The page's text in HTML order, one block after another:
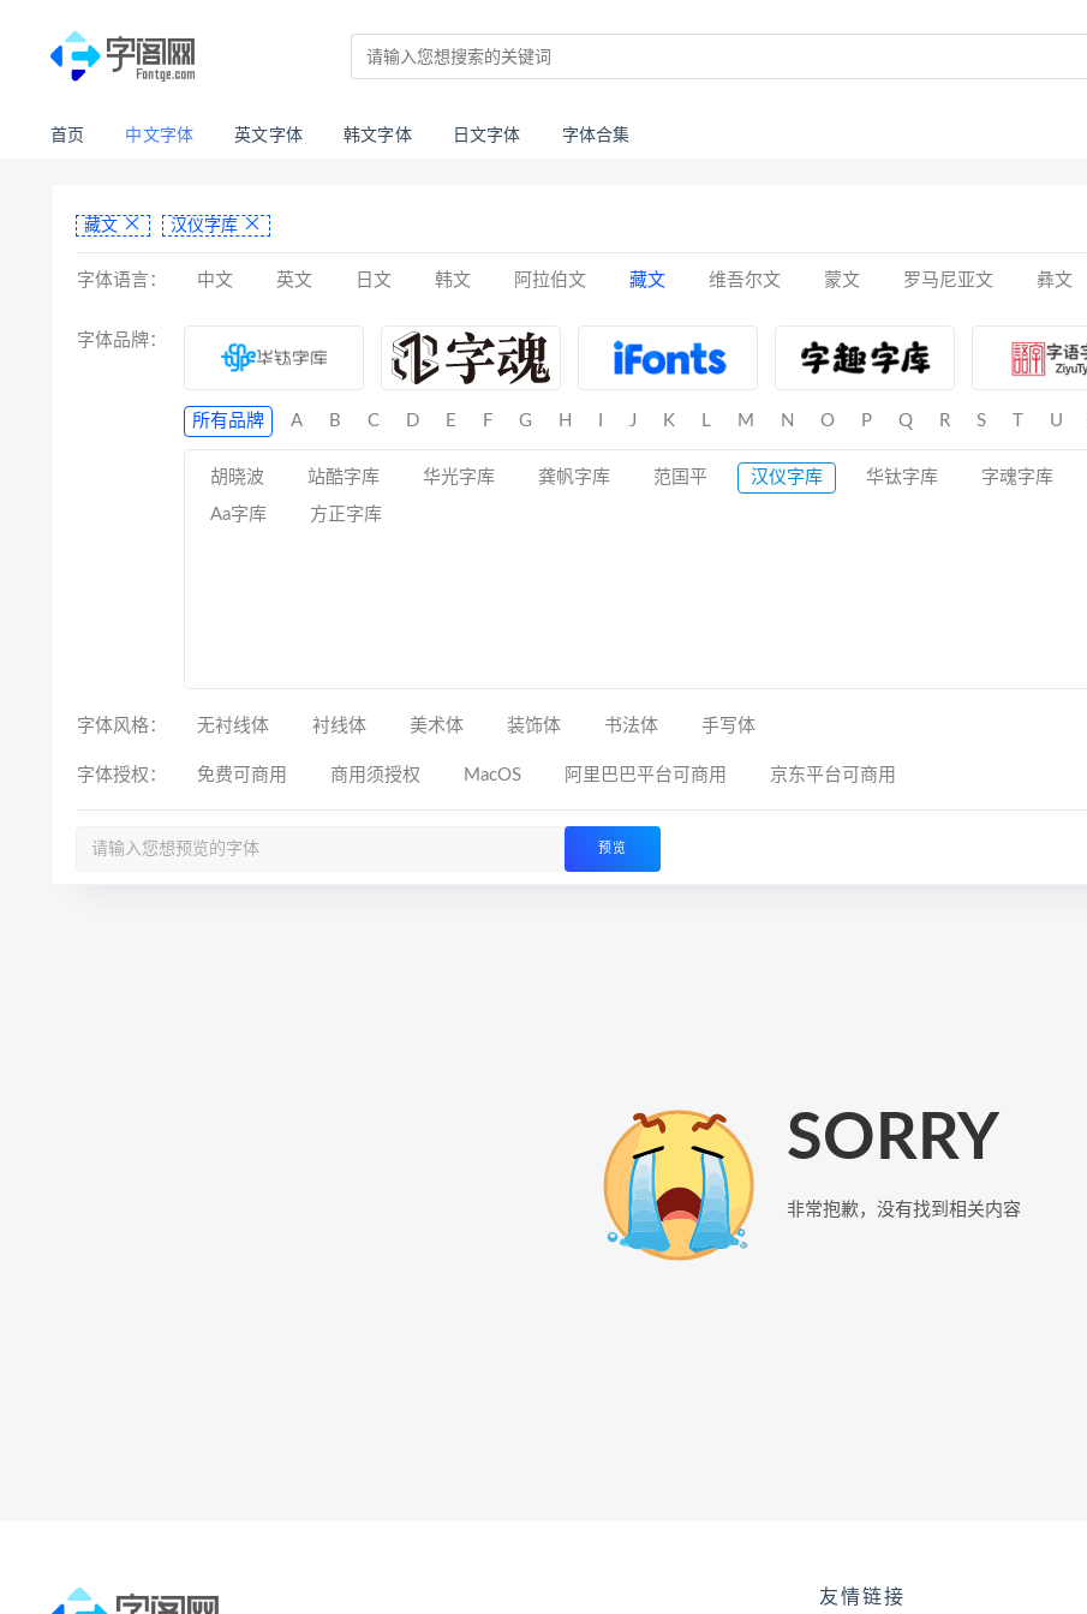
首页 中文字体 英文字体 韩文字体 日文字体 字体合集
藏文 汉仪字库
字体语言： 中文 英文 日文 韩文 阿拉伯文 藏文 维吾尔文 蒙文 罗马尼亚文 彝文
字体品牌：
所有品牌 A B C D E F G H J K L M N O P Q R S U
胡晓波 站酷字库 华光字库 龚帆字库 范国平 汉仪字库 华钛字库 字魂字库
Aa字库 方正字库
字体风格： 无衬线体 衬线体 美术体 装饰体 书法体 手写体
字体授权： 免费可商用 商用须授权 MacOS 阿里巴巴平台可商用 京东平台可商用
预览
SORRY
非常抱歉，没有找到相关内容
友情链接